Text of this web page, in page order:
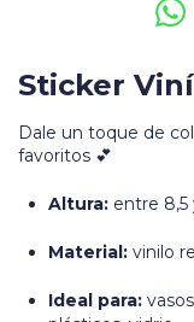
Sticker
Dale un toque de
favoritos 💕
Altura: entre 8,5
Material: vinilo
Ideal para: